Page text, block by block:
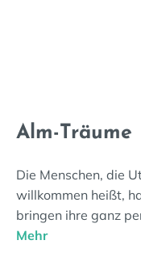
Alm-Träume
Die Menschen, die
willkommen heißt,
bringen ihre ganz
Mehr